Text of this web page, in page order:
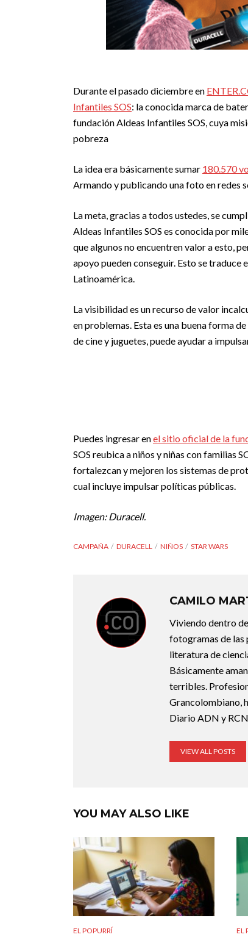
Durante el pasado diciembre en
Infantiles SOS: la conocida marca de
fundación Aldeas Infantiles SOS, cuya
pobreza
La idea era básicamente sumar 180.570
Armando y publicando una foto en redes
La meta, gracias a todos ustedes, se
Aldeas Infantiles SOS es conocida por
que algunos no encuentren valor a esto,
apoyo pueden conseguir. Esto se traduce
Latinoamérica.
La visibilidad es un recurso de valor
en problemas. Esta es una buena forma
de cine y juguetes, puede ayudar a
Puedes ingresar enel sitio oficial de la
SOS reubica a niños y niñas con familias
fortalezcan y mejoren los sistemas de
cual incluye impulsar políticas públicas.
Imagen: Duracell.
CAMPAÑA DURACELL NIÑOS STAR WARS
CAMILO
Viviendo dentro
fotogramas de las
literatura de
Básicamente
terribles.
Grancolombiano,
Diario ADN y
VIEW ALL POSTS
YOU MAY ALSO LIKE
EL POPURRÍ EL